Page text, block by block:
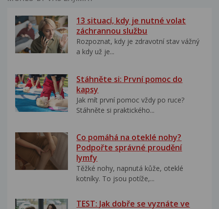
13 situací, kdy je nutné volat
záchrannou službu
Rozpoznat, kdy je zdravotní stav vážný
a kdy už je...
Stáhněte si: První pomoc do
kapsy
Jak mít první pomoc vždy po ruce?
Stáhněte si praktického...
Co pomáhá na oteklé nohy?
Podpořte správné proudění
lymfy
Těžké nohy, napnutá kůže, oteklé
kotníky. To jsou potíže,...
TEST: Jak dobře se vyznáte ve